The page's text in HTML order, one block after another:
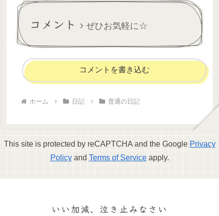
が、今回は警察署での手続き
だったので写真は持参だった
ろあるのにやる気なかなかで
り...
コメント ぜひお気軽に☆
コメントを書き込む
ホーム 日記 普通の日記
This site is protected by reCAPTCHA and the Google Privacy
Policyand Terms of Serviceapply.
いい加減、泣き止みなさい